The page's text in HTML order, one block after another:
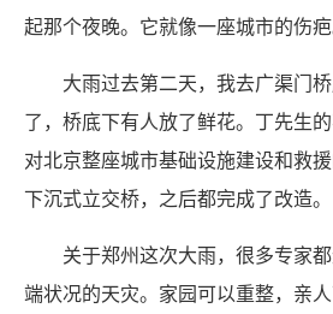
起那个夜晚。它就像一座城市的伤疤
大雨过去第二天，我去广渠门
了，桥底下有人放了鲜花。丁先生
对北京整座城市基础设施建设和救
下沉式立交桥，之后都完成了改造。
关于郑州这次大雨，很多专家
端状况的天灾。家园可以重整，亲